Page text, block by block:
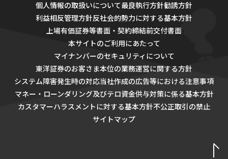
個人情報の取扱いについて最良執行方針勧誘方針
利益相反管理方針反社会的勢力に対する基本方針
上場有価証券等書面・契約締結前交付書面
本サイトのご利用にあたって
マイナンバーのセキュリティについて
東洋証券のお客さま本位の業務運営に関する方針
システム障害発生時の対応当社作成の広告等における注意事項
マネー・ローンダリング及びテロ資金供与対策に係る基本方針
カスタマーハラスメントに対する基本方針不公正取引の禁止
サイトマップ